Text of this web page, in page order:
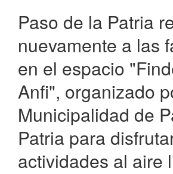
Paso de la Patria
nuevamente a las
en el espacio
Anfi", organizado
Municipalidad de
Patria para
actividades al aire